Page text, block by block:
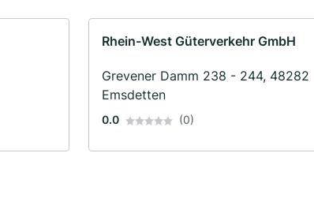
Rhein-West Güterverkehr GmbH
Grevener Damm 238 - 244, 48282
Emsdetten
0.0 (0)